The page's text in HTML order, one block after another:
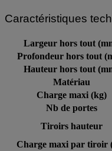
Caractéristiques
Largeur hors tout
Profondeur hors tout
Hauteur hors tout
Matériau
Charge maxi (kg)
Nb de portes
Tiroirs hauteur
Charge maxi par tiroir